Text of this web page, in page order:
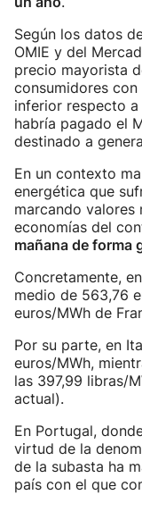
Según los datos
OMIE y del
precio mayorista
consumidores
inferior respecto
habría pagado el
destinado a
En un contexto
energética que
marcando valores
economías del
mañana de forma
Concretamente,
medio de 563,76
euros/MWh de
Por su parte, en
euros/MWh,
las 397,99 libras/
actual).
En Portugal,
virtud de la
de la subasta ha
país con el que